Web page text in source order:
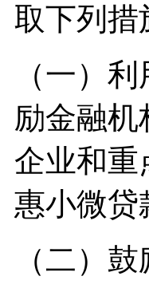
取下列措
（一）
励金融
企业和重
惠小微贷
（二）